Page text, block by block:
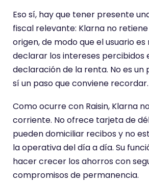
d
e
Eso sí, hay que tener presente
fiscal relevante: Klarna no
origen, de modo que el usuario
declarar los intereses percibidos
declaración de la renta. No es
sí un paso que conviene recordar.
Como ocurre con Raisin, Klarna
corriente. No ofrece tarjeta de
pueden domiciliar recibos y no
la operativa del día a día. Su
hacer crecer los ahorros con
compromisos de permanencia.